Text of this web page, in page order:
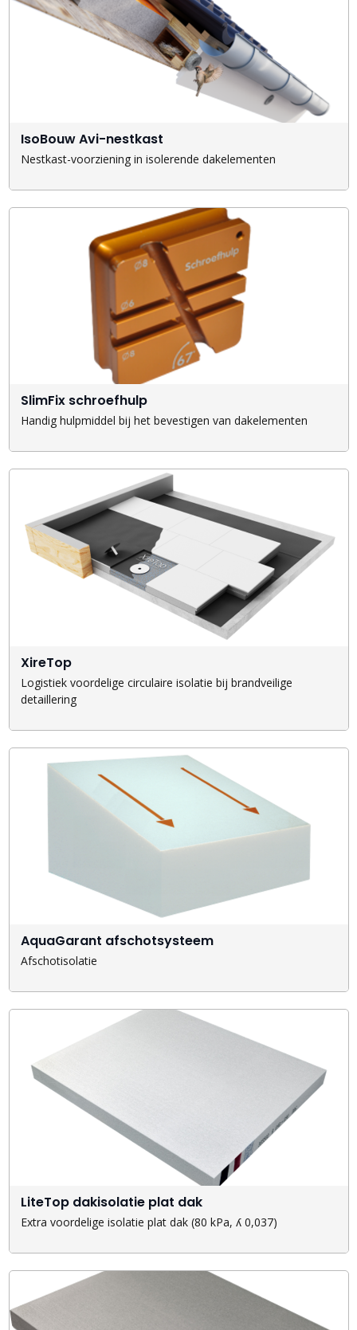
IsoBouw Avi-nestkast
Nestkast-voorziening in isolerende dakelementen
SlimFix schroefhulp
Handig hulpmiddel bij het bevestigen van dakelementen
XireTop
Logistiek voordelige circulaire isolatie bij brandveilige
detaillering
AquaGarant afschotsysteem
Afschotisolatie
LiteTop dakisolatie plat dak
Extra voordelige isolatie plat dak (80 kPa, ʎ 0,037)